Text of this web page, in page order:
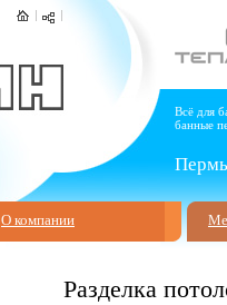
Всё для
банные
О компании
Разделка